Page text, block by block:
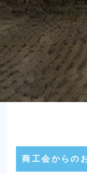
商工会からの